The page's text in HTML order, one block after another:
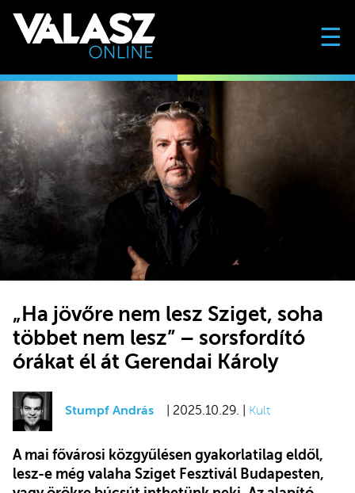
☰
„Ha jövőre nem lesz Sziget, soha
többet nem lesz” – sorsfordító
órákat él át Gerendai Károly
Stumpf András | 2025.10.29. | Kult
A mai fővárosi közgyűlésen gyakorlatilag eldől,
lesz-e még valaha Sziget Fesztivál Budapesten,